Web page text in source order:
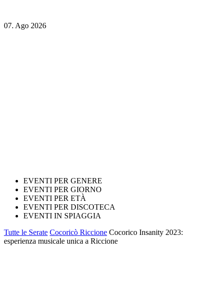
07. Ago 2026
EVENTI PER GENERE
EVENTI PER GIORNO
EVENTI PER ETÀ
EVENTI PER DISCOTECA
EVENTI IN SPIAGGIA
Tutte le Serate Cocoricò Riccione Cocorico Insanity 2023:
esperienza musicale unica a Riccione